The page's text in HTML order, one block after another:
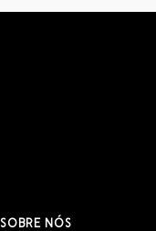
SOBRE NÓS